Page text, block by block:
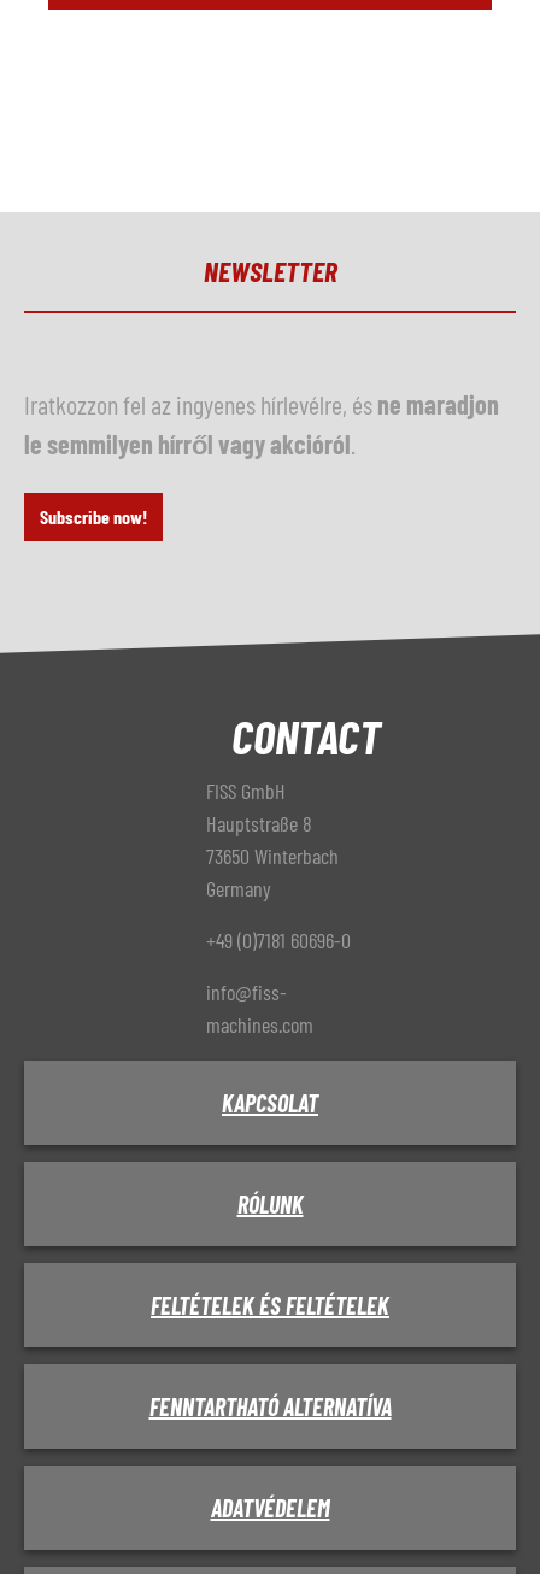
NEWSLETTER
Iratkozzon fel az ingyenes hírlevélre, ésne maradjon
le semmilyen hírről vagy akcióról
Subscribe now!
CONTACT
FISS GmbH
Hauptstraße 8
73650 Winterbach
Germany
+49 (0)7181 60696-0
info@fiss-
machines.com
KAPCSOLAT
RÓLUNK
FELTÉTELEK ÉS FELTÉTELEK
FENNTARTHATÓ ALTERNATÍVA
ADATVÉDELEM